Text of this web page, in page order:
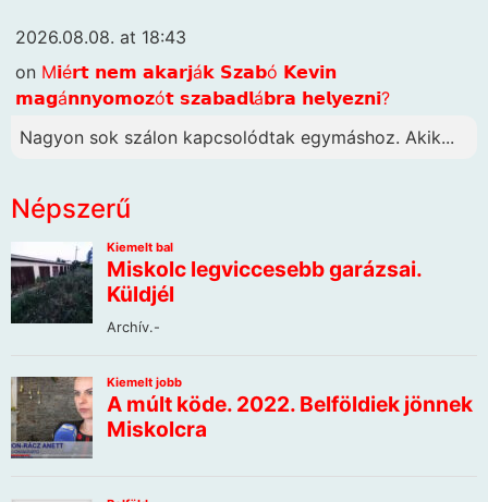
2026.08.08. at 18:43
on M𝗶é𝗿𝘁 𝗻𝗲𝗺 𝗮𝗸𝗮𝗿𝗷á𝗸 𝗦𝘇𝗮𝗯ó 𝗞𝗲𝘃𝗶𝗻
𝗺𝗮𝗴á𝗻𝗻𝘆𝗼𝗺𝗼𝘇ó𝘁 𝘀𝘇𝗮𝗯𝗮𝗱𝗹á𝗯𝗿𝗮 𝗵𝗲𝗹𝘆𝗲𝘇𝗻𝗶?
Nagyon sok szálon kapcsolódtak egymáshoz. Akik...
Népszerű